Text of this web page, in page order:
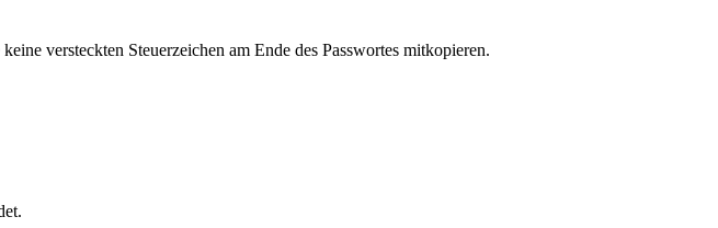
versteckten Steuerzeichen am Ende des Passwortes mitkopieren.